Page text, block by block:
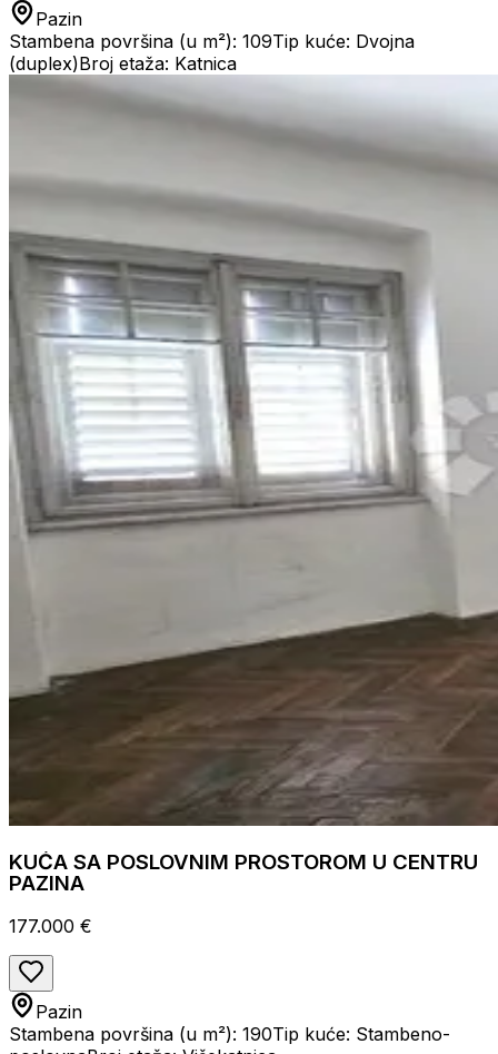
Pazin
Stambena površina (u m²): 109Tip kuće: Dvojna
(duplex)Broj etaža: Katnica
KUĆA SA POSLOVNIM PROSTOROM U CENTRU
PAZINA
177.000 €
Pazin
Stambena površina (u m²): 190Tip kuće: Stambeno-